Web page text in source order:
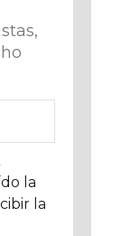
la
la